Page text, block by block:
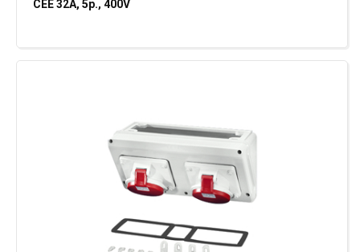
CEE 32A, 5p., 400V